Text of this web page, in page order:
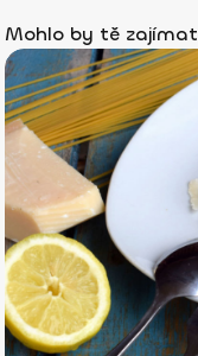
Mohlo by tě zajímat